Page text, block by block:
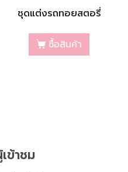
ชุดแต่งรถทอยสตอรี่
ซื้อสินค้า
ข้าชม